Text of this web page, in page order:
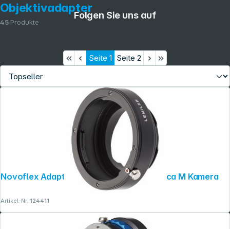
Objektivadapter
45 Produkte
Seite 1 Seite 2
Novoflex Adapter Leica R Objektiv an Leica M Kamera
Artikel-Nr.:124411
Folgen Sie uns auf